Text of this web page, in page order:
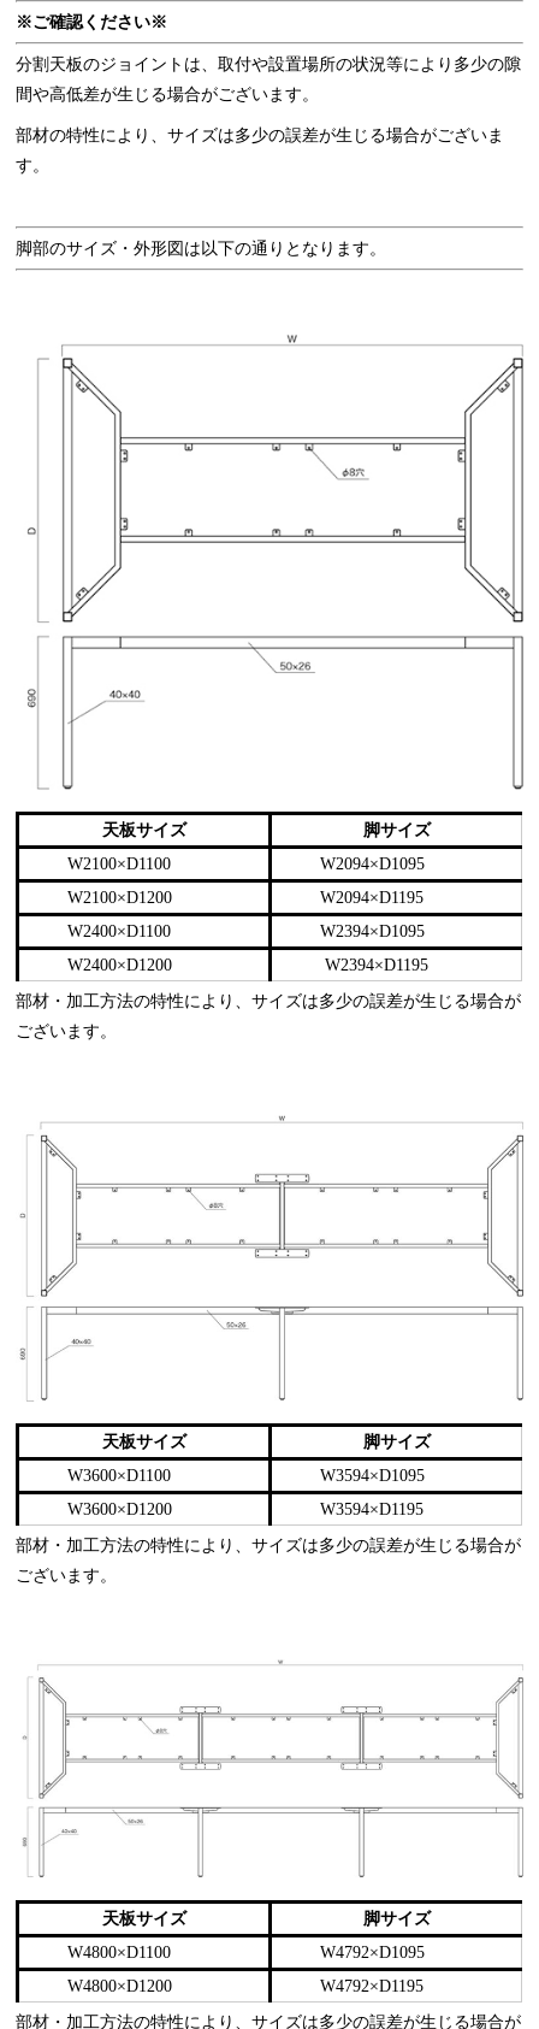
※ご確認ください※
分割天板のジョイントは、取付や設置場所の状況等により多少の隙
間や高低差が生じる場合がございます。
部材の特性により、サイズは多少の誤差が生じる場合がございま
す。
脚部のサイズ・外形図は以下の通りとなります。
天板サイズ
脚サイズ
W2100×D1100
W2094×D1095
W2100×D1200
W2094×D1195
W2400×D1100
W2394×D1095
W2400×D1200
W2394×D1195
部材・加工方法の特性により、サイズは多少の誤差が生じる場合が
ございます。
天板サイズ
脚サイズ
W3600×D1100
W3594×D1095
W3600×D1200
W3594×D1195
部材・加工方法の特性により、サイズは多少の誤差が生じる場合が
ございます。
天板サイズ
脚サイズ
W4800×D1100
W4792×D1095
W4800×D1200
W4792×D1195
部材・加工方法の特性により、サイズは多少の誤差が生じる場合が